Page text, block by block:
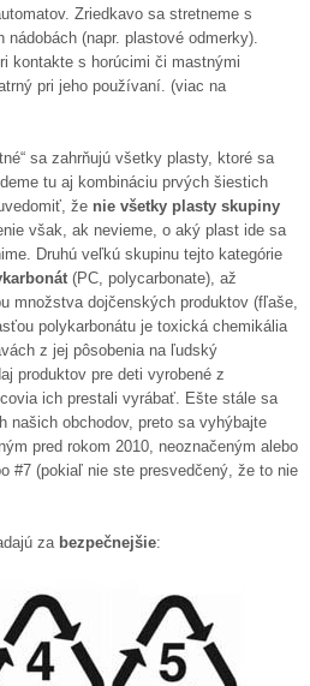
Zriedkavo sa stretneme s
(napr. plastové odmerky).
kontakte s horúcimi či mastnými
pri jeho používaní. (viac na
sa zahrňujú všetky plasty, ktoré sa
tu aj kombináciu prvých šiestich
že nie všetky plasty skupiny
však, ak nevieme, o aký plast ide sa
Druhú veľkú skupinu tejto kategórie
(PC, polycarbonate), až
množstva dojčenských produktov (fľaše,
polykarbonátu je toxická chemikália
z jej pôsobenia na ľudský
produktov pre deti vyrobené z
ich prestali vyrábať. Ešte stále sa
našich obchodov, preto sa vyhýbajte
pred rokom 2010, neoznačeným alebo
#7 (pokiaľ nie ste presvedčený, že to nie
za bezpečnejšie: